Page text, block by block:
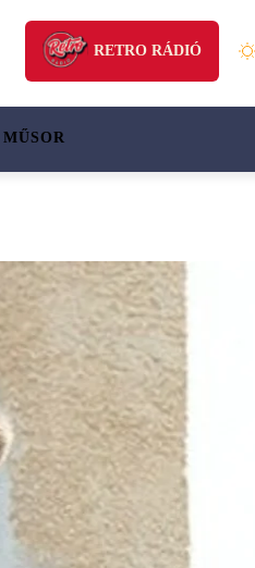
RETRO RÁDIÓ